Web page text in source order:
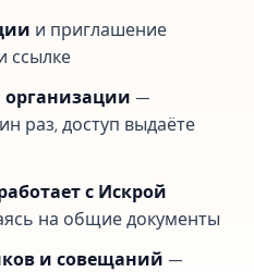
и приглашение
ссылке
организации —
раз, доступ выдаёте
с Искрой
на общие документы
и совещаний —